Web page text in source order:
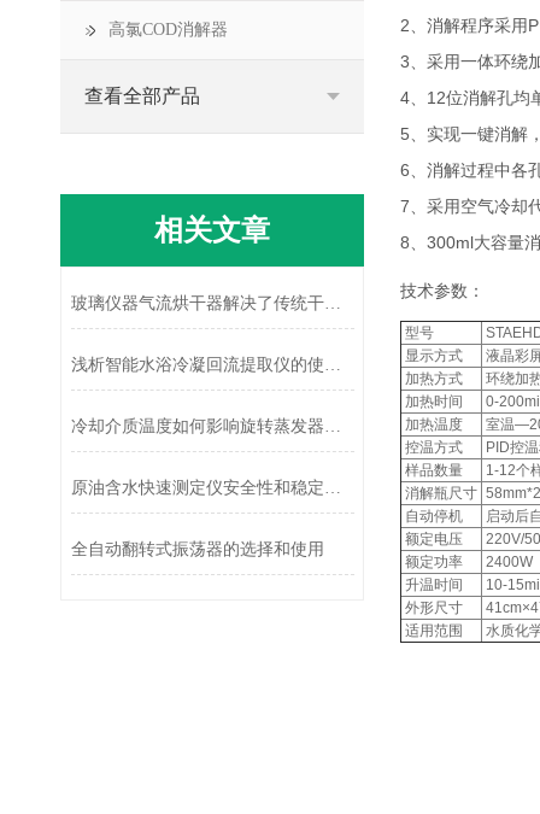
2、消解程序采用
3、采用一体环绕
4、12位消解孔均
5、实现一键消解
6、消解过程中各
7、采用空气冷却
8、300ml大容量
技术参数：
型号
显示方式
液晶彩
加热方式
环绕加
加热时间
0-
加热温度
室温
控温方式
PID控
样品数量
1-12个
消解瓶尺寸
自动停机
启动后
额定电压
220V/
额定功率
2400W
升温时间
10-
外形尺寸
适用范围
水质化
高氯COD消解器
查看全部产品
相关文章
玻璃仪器气流烘干器解决了传统干燥方式效率低的问题
浅析智能水浴冷凝回流提取仪的使用流程
冷却介质温度如何影响旋转蒸发器的效率？
原油含水快速测定仪安全性和稳定性如何体现
全自动翻转式振荡器的选择和使用